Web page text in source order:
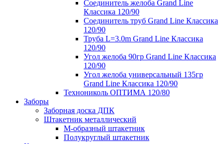
Соединитель желоба Grand Line
Классика 120/90
Соединитель труб Grand Line Классика
120/90
Труба L=3.0m Grand Line Классика
120/90
Угол желоба 90гр Grand Line Классика
120/90
Угол желоба универсальный 135гр
Grand Line Классика 120/90
Технониколь ОПТИМА 120/80
Заборы
Заборная доска ДПК
Штакетник металлический
М-образный штакетник
Полукруглый штакетник